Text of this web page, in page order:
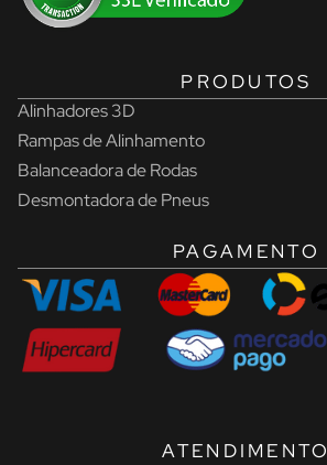
PRODUTOS
Alinhadores 3D
Rampas de Alinhamento
Balanceadora de Rodas
Desmontadora de Pneus
PAGAMENTO
ATENDIMENTO